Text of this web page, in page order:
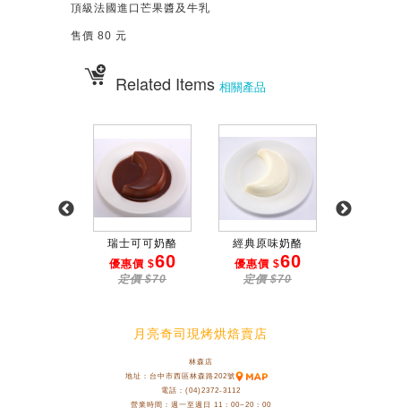
頂級法國進口芒果醬及牛乳
售價 80 元
Related Items 相關產品
瑞士可可奶酪
優惠價 $60
定價 $70
經典原味奶酪
優惠價 $60
定價 $70
月亮奇司現烤烘焙賣店
林森店
地址：台中市西區林森路202號
電話：(04)2372-3112
營業時間：週一至週日 11 : 00~20 : 00